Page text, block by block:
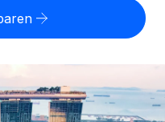
mit Freelancer:innen
von